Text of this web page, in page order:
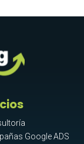
Google ADS